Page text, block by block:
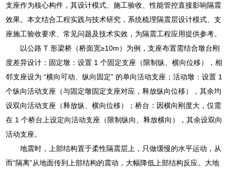
支座作为核心构件，其设计模式、施工验收、性能管控直接影响隔震
效果。本文结合工程实践与技术研究，系统梳理隔震层设计模式、支
座施工验收要求、常见问题及技术实效，为隔震工程应用提供参考。
以公路 T 形梁桥（桥面宽≥10m）为例，支座布置需结合墩台刚
度差异设计：固定墩：设置 1 个固定支座（限制纵、横向位移），相
邻支座设为 “横向可动、纵向固定” 的单向活动支座；活动墩：设置 1
个纵向活动支座（与固定墩固定支座对应，释放纵向位移），其余均
设双向活动支座（释放纵、横向位移）；桥台：因横向刚度大，仅需
在 1 个桥台上设定向活动支座（限制纵向、释放横向），其余设双向
活动支座。
地震时，上部结构置于柔性隔震层上，只做缓慢的水平运动，从
而“隔离”从地面传到上部结构的震动，大幅降低上部结构反应。大地